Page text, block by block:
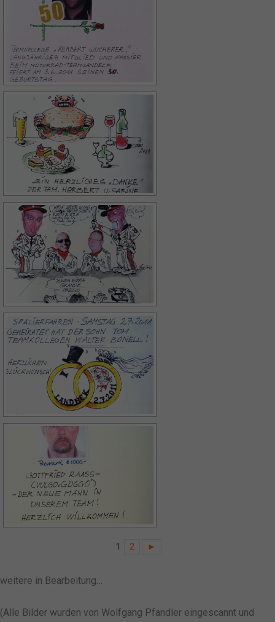
1 2 ►
weitere in Bearbeitung…
(Alle Bilder wurden von Wolfgang Pfandler eingescannt und